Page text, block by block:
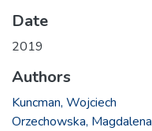
Date
2019
Authors
Kuncman, Wojciech
Orzechowska, Magdalena